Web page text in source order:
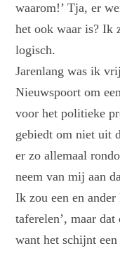
waarom!’ Tja, er
het ook waar is? Ik
logisch.
Jarenlang was ik
Nieuwspoort om
voor het politieke
gebiedt om niet uit
er zo allemaal
neem van mij aan
Ik zou een en
taferelen’, maar
want het schijnt